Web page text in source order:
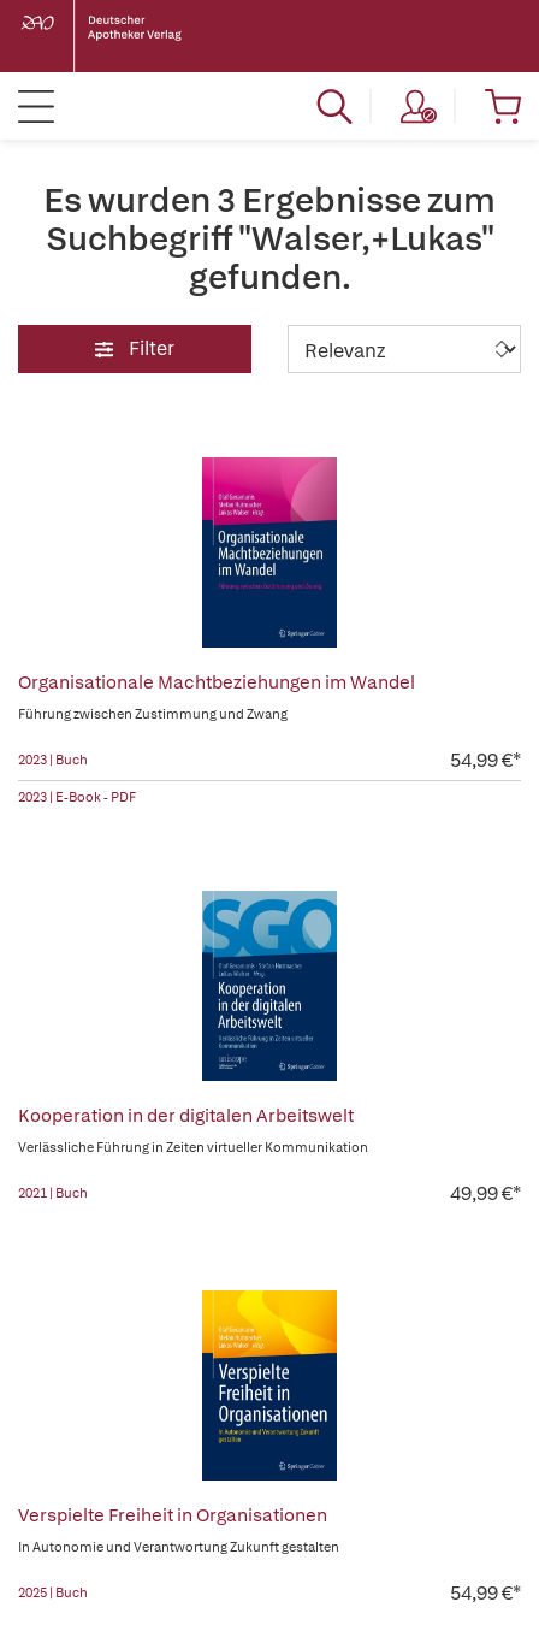
Es wurden 3 Ergebnisse zum
Suchbegriff "Walser,+Lukas"
gefunden.
Filter
Organisationale Machtbeziehungen im Wandel
Führung zwischen Zustimmung und Zwang
2023 | Buch 54,99 €*
2023 | E-Book - PDF
Kooperation in der digitalen Arbeitswelt
Verlässliche Führung in Zeiten virtueller Kommunikation
2021 | Buch 49,99 €*
Verspielte Freiheit in Organisationen
In Autonomie und Verantwortung Zukunft gestalten
2025 | Buch 54,99 €*